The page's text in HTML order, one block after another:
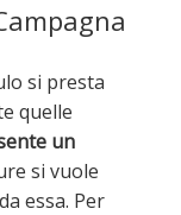
si presta
quelle
un
si vuole
da essa. Per